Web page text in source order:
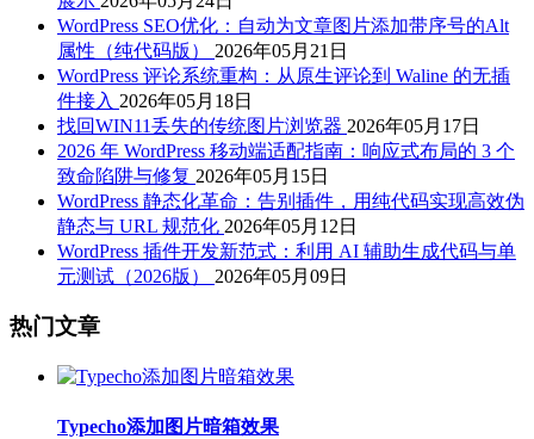
WordPress SEO优化：自动为文章图片添加带序号的Alt
属性（纯代码版） 2026年05月21日
WordPress 评论系统重构：从原生评论到 Waline 的无插
件接入 2026年05月18日
找回WIN11丢失的传统图片浏览器 2026年05月17日
2026 年 WordPress 移动端适配指南：响应式布局的 3 个
致命陷阱与修复 2026年05月15日
WordPress 静态化革命：告别插件，用纯代码实现高效伪
静态与 URL 规范化 2026年05月12日
WordPress 插件开发新范式：利用 AI 辅助生成代码与单
元测试（2026版） 2026年05月09日
热门文章
Typecho添加图片暗箱效果